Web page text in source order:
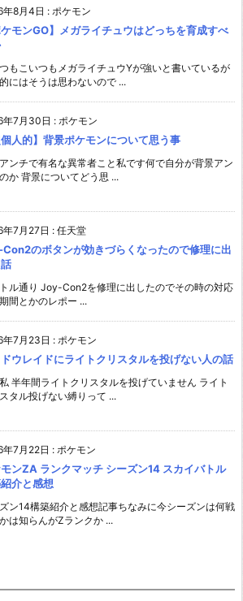
年8月4日 : ポケモン
ケモンGO】メガライチュウはどっちを育成すべ
もこいつもメガライチュウYが強いと書いているが
にはそうは思わないので ...
年7月30日 : ポケモン
個人的】背景ポケモンについて思う事
ンチで有名な異常者こと私です何で自分が背景アン
か 背景についてどう思 ...
年7月27日 : 任天堂
のボタンが効きづらくなったので修理に出
ル通り Joy-Con2を修理に出したのでその時の対応
間とかのレポー ...
年7月23日 : ポケモン
ウレイドにライトクリスタルを投げない人の話
半年間ライトクリスタルを投げていません ライト
タル投げない縛りって ...
年7月22日 : ポケモン
ンZA ランクマッチ シーズン14 スカイバトル
介と感想
ン14構築紹介と感想記事ちなみに今シーズンは何戦
は知らんがZランクか ...